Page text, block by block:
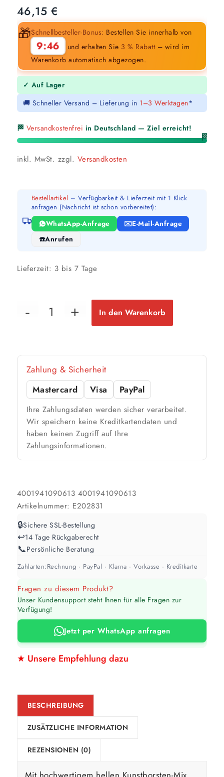
46,15 €
🎁Schnellbesteller-Bonus: Bestellen Sie innerhalb von
9:45 und erhalten Sie 3 % Rabatt– wird im
Warenkorb automatisch abgezogen.
✓ Auf Lager
🚚 Schneller Versand – Lieferung in 1–3 Werktagen*
🏁 Versandkostenfrei in Deutschland — Ziel erreicht!
🏁
inkl. MwSt. zzgl. Versandkosten
Bestellartikel – Verfügbarkeit & Lieferzeit mit 1 Klick
anfragen (Nachricht ist schon vorbereitet):
WhatsApp-Anfrage
E-Mail-Anfrage
Anrufen
Lieferzeit: 3 bis 7 Tage
In den Warenkorb
Zahlung & Sicherheit
Mastercard
Visa PayPal
Ihre Zahlungsdaten werden sicher verarbeitet.
Wir speichern keine Kreditkartendaten und
haben keinen Zugriff auf Ihre
Zahlungsinformationen.
4001941090613 4001941090613
Artikelnummer: E202831
🔒Sichere SSL-Bestellung
↩️14 Tage Rückgaberecht
📞Persönliche Beratung
Zahlarten:Rechnung · PayPal · Klarna · Vorkasse · Kreditkarte
Fragen zu diesem Produkt?
Unser Kundensupport steht Ihnen für alle Fragen zur
Verfügung!
Jetzt per WhatsApp anfragen
★ Unsere Empfehlung dazu
BESCHREIBUNG
ZUSÄTZLICHE INFORMATION
REZENSIONEN (0)